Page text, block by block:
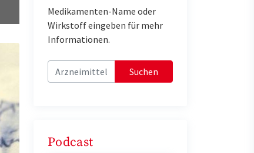
Medikamenten-Name oder
Wirkstoff eingeben für mehr
Informationen.
Suchen
Podcast